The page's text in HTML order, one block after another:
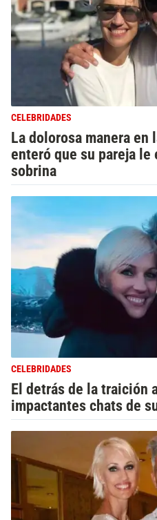
CELEBRIDADES
La dolorosa manera en
enteró que su pareja le
sobrina
CELEBRIDADES
El detrás de la traición
impactantes chats de